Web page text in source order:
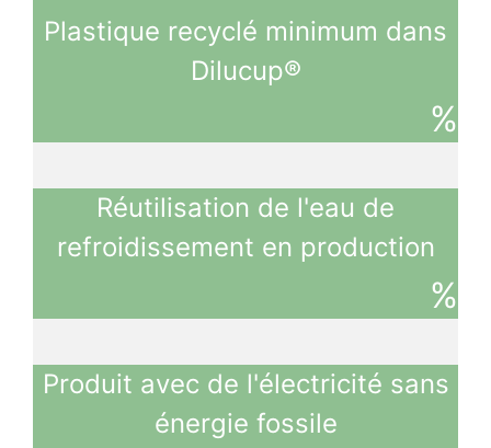
Plastique recyclé minimum dans
Dilucup®
%
Réutilisation de l'eau de
refroidissement en production
%
Produit avec de l'électricité sans
énergie fossile